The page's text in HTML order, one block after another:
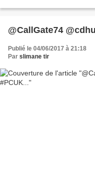
@CallGate74
Publié le 04/06/2017 à 21:18
Par slimane tir